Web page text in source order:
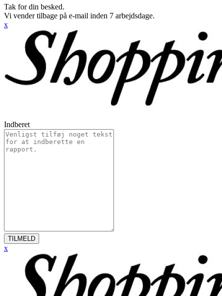
Tak for din besked.
Vi vender tilbage på e-mail inden 7 arbejdsdage.
x
Indberet
TILMELD
x